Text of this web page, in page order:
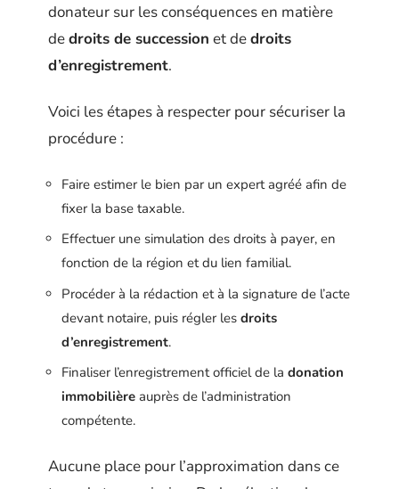
donateur sur les conséquences en matière
dedroits de succession et dedroits
d’enregistrement.
Voici les étapes à respecter pour sécuriser la
procédure :
Faire estimer le bien par un expert agréé afin de
fixer la base taxable.
Effectuer une simulation des droits à payer, en
fonction de la région et du lien familial.
Procéder à la rédaction et à la signature de l’acte
devant notaire, puis régler les droits
d’enregistrement.
Finaliser l’enregistrement officiel de la donation
immobilière auprès de l’administration
compétente.
Aucune place pour l’approximation dans ce